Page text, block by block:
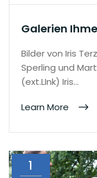
Galerien
Bilder von Iris
Sperling und
(ext.LInk) Iris…
Learn More
1